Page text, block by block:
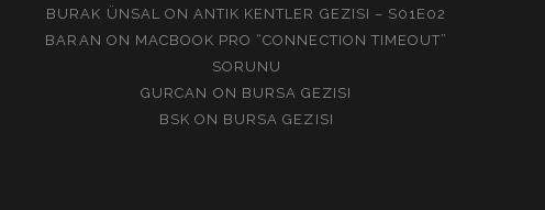
BURAK ÜNSALON ANTIK KENTLER GEZISI – S01E02
BARAN ON MACBOOK PRO “CONNECTION TIMEOUT”
SORUNU
GURCAN ON BURSA GEZISI
BSK ON BURSA GEZISI